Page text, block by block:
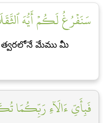
سَنَفۡرُغُ لَكُمۡ أَيُّهَ
త్వరలోనే మేము మీ
فَبِأَيِّ ءَالَآءِ رَبِّكُمَا